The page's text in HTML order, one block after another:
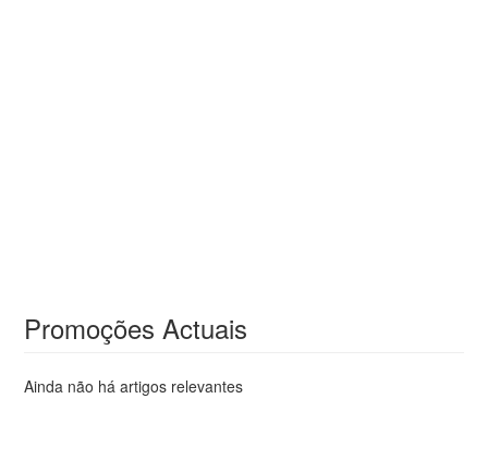
Promoções Actuais
Ainda não há artigos relevantes